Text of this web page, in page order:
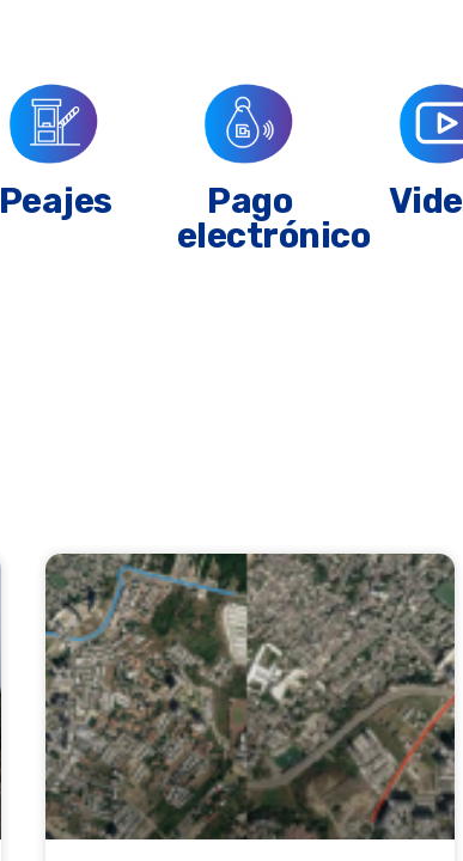
Peajes
Pago
electrónico